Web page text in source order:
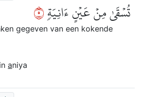
تُسۡقَىٰ مِنۡ عَيۡنٍ ءَانِيَةٖ٥
gegeven van een kokende
aniya